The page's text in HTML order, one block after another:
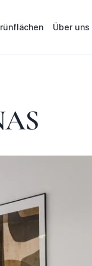
Über uns